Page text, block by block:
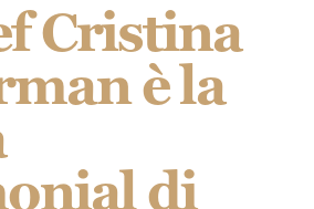
Cristina
è la
di